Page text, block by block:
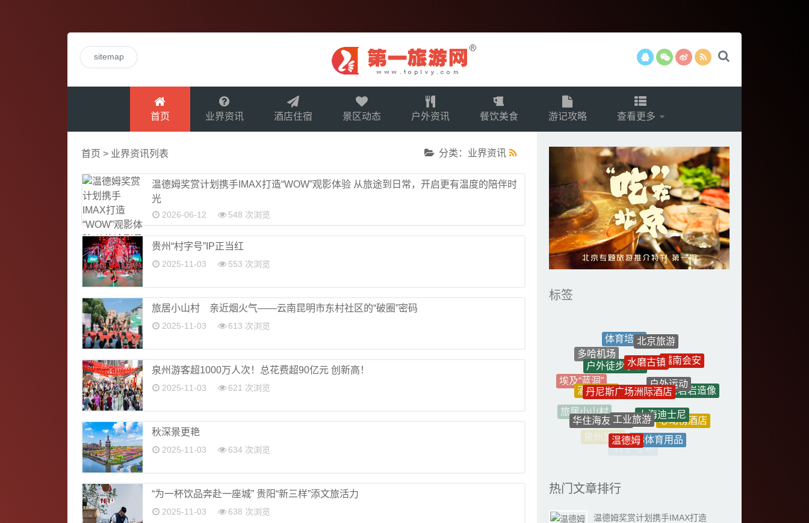
sitemap
首页 业界资讯 酒店住宿 景区动态 户外资讯 餐饮美食 游记攻略 查看更多
分类：业界资讯
首页 > 业界资讯列表
温德姆奖赏计划携手IMAX打造“WOW”观影体验 从旅途到日常，开启更有温度的陪伴时
光
2026-06-12 548 次浏览
贵州“村字号”IP正当红
2025-11-03 553 次浏览
旅居小山村 亲近烟火气——云南昆明市东村社区的“破圈”密码
2025-11-03 613 次浏览
泉州游客超1000万人次！总花费超90亿元 创新高！
2025-11-03 621 次浏览
秋深景更艳
2025-11-03 634 次浏览
“为一杯饮品奔赴一座城” 贵阳“新三样”添文旅活力
2025-11-03 638 次浏览
标签
文旅+
秋日经济
“村字号”IP
泉州旅游
旅居小山村
埃及“蓝洞”
多哈机场
体育培训北京旅游
越南会安
老君岩造像
心动榜酒店
Q3体育用品
温德姆
华住海友酒店
酒店洗衣
户外徒步事故水磨古镇
户外运动
上海迪士尼
工业旅游
丹尼斯广场洲际酒店
热门文章排行
温德姆奖赏计划携手IMAX打造